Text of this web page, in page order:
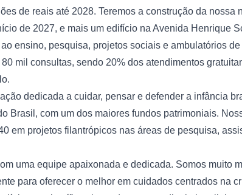
de reais até 2028. Teremos a construção da nossa
de 2027, e mais um edifício na Avenida Henrique
ensino, pesquisa, projetos sociais e ambulatórios
mil consultas, sendo 20% dos atendimentos
dedicada a cuidar, pensar e defender a infância
Brasil, com um dos maiores fundos patrimoniais.
em projetos filantrópicos nas áreas de pesquisa,
uma equipe apaixonada e dedicada. Somos muito
para oferecer o melhor em cuidados centrados na